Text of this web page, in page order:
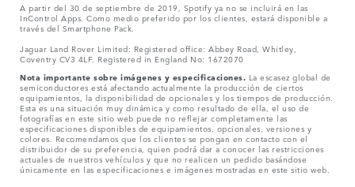
A partir del 30 de septiembre de 2019, Spotify ya no se incluirá en las
InControl Apps. Como medio preferido por los clientes, estará disponible a
través del Smartphone Pack.
Jaguar Land Rover Limited: Registered office: Abbey Road, Whitley,
Coventry CV3 4LF. Registered in England No: 1672070
Nota importante sobre imágenes y especificaciones. La escasez global de
semiconductores está afectando actualmente la producción de ciertos
equipamientos, la disponibilidad de opcionales y los tiempos de producción.
Esta es una situación muy dinámica y como resultado de ella, el uso de
fotografías en este sitio web puede no reflejar completamente las
especificaciones disponibles de equipamientos, opcionales, versiones y
colores. Recomendamos que los clientes se pongan en contacto con el
distribuidor de su preferencia, quien podrá dar a conocer las restricciones
actuales de nuestros vehículos y que no realicen un pedido basándose
únicamente en las especificaciones e imágenes mostradas en este sitio web.